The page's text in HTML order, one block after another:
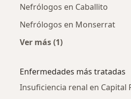
Nefrólogos en Caballito
Nefrólogos en Monserrat
Ver más (1)
Enfermedades más tratadas
Insuficiencia renal en Capital